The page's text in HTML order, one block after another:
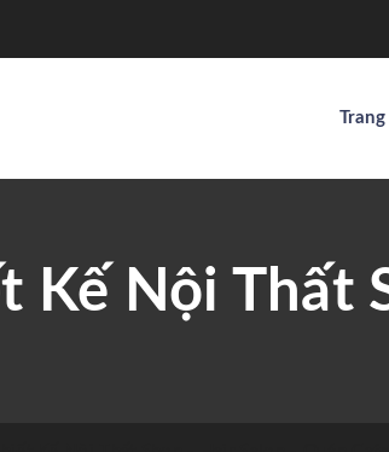
Trang
Kế Nội Thất